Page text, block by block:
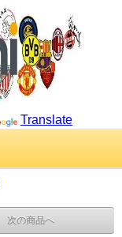
Translate
次の商品へ